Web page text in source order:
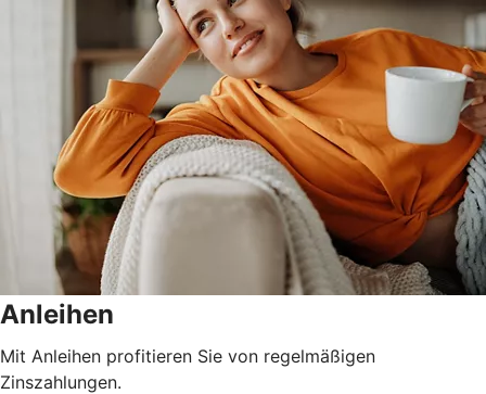
Anleihen
Mit Anleihen profitieren Sie von regelmäßigen
Zinszahlungen.